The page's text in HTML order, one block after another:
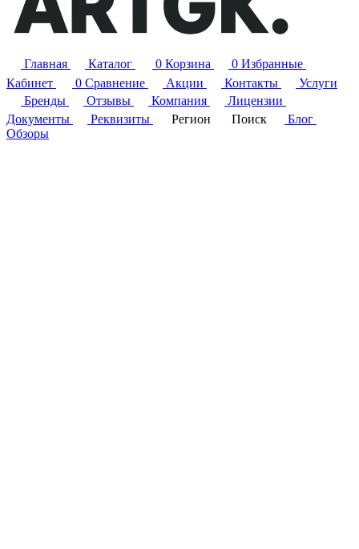
Главная Каталог 0 Корзина 0 Избранные
Кабинет
0 Сравнение Акции Контакты
Услуги
Бренды
Отзывы Компания
Лицензии
Документы
Реквизиты Регион Поиск
Блог
Обзоры